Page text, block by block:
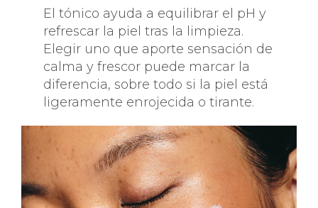
El tónico ayuda a equilibrar el pH y
refrescar la piel tras la limpieza.
Elegir uno que aporte sensación de
calma y frescor puede marcar la
diferencia, sobre todo si la piel está
ligeramente enrojecida o tirante.